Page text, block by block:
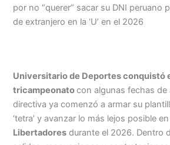
por no “querer” sacar su DNI peruano
de extranjero en la ‘U’ en el 2026
Universitario de Deportes conquistó
tricampeonatocon algunas fechas de
directiva ya comenzó a armar su
‘tetra’ y avanzar lo más lejos posible en
Libertadores durante el 2026. Dentro